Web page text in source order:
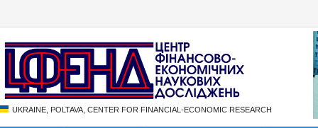
UKRAINE, POLTAVA, CENTER FOR FINANCIAL-ECONOMIC RESEARCH